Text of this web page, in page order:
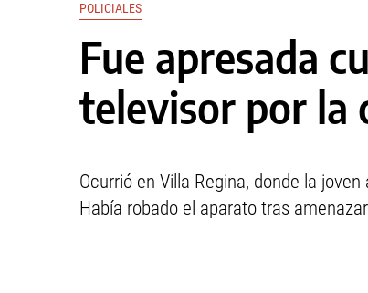
POLICIALES
Fue apresada
televisor por la
Ocurrió en Villa Regina, donde la
Había robado el aparato tras